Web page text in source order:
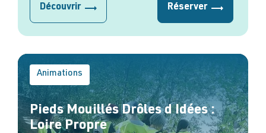
Découvrir Réserver
Animations
Pieds Mouillés Drôles d Idées :
Loire Propre